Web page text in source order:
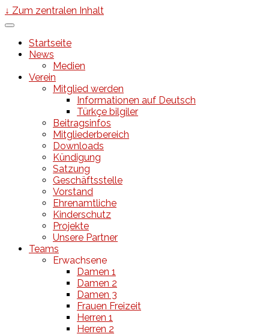
↓ Zum zentralen Inhalt
Startseite
News
Medien
Verein
Mitglied werden
Informationen auf Deutsch
Türkçe bilgiler
Beitragsinfos
Mitgliederbereich
Downloads
Kündigung
Satzung
Geschäftsstelle
Vorstand
Ehrenamtliche
Kinderschutz
Projekte
Unsere Partner
Teams
Erwachsene
Damen 1
Damen 2
Damen 3
Frauen Freizeit
Herren 1
Herren 2